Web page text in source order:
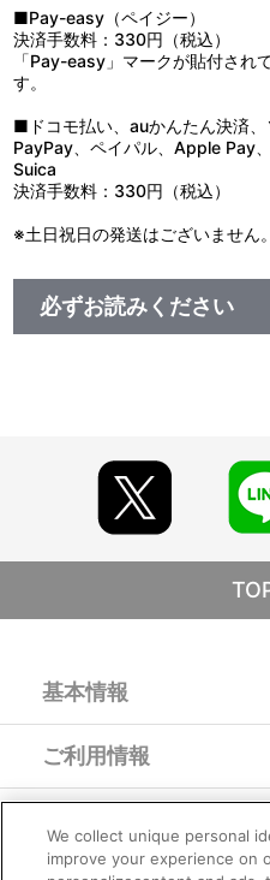
M24 LEAVE IT TO ME
M25 君がいる
M26 さぁ､いくよ
M27 やっぱバーチャルな恋ばっ
M29 Firework
M30 龍に乗れ
M31 エビバデ on Stage!!!
M32. 爆闘DEATH now!!
M34 無に為れ
M37 GLANZ
M38 We are U-17
～生アフレコ『轟け! 日本代表エ
M43 キミとParty Night
M44 Infinity Sky
M45 KA･BA･JI
M46 THE FLAG
M50 歌をうたおう
EC02 WHITE LINE
EC03 Love Festival
■Pay-easy（ペイジー）
決済手数料：330円（税込）
「Pay-easy」マークが貼付され
す。
■ドコモ払い、auかんたん決済、
PayPay、ペイパル、Apple Pay
Suica
決済手数料：330円（税込）
※土日祝日の発送はございません。
必ずお読みください
※商品画像・特典画像はイメー
合がございます。あらかじめご了
※特典・仕様等は予告なく変更
■ご注文・お支払いについて
※A-on STOREでの決済方法は
済」、「Pay-easy（ペイジー）
なります。
[@bnfw.co.jp]のドメイン指定受
(受信許可の設定を行わないと
※決済方法「カード決済」を選
処理を実施いたします。
注文受付後の決済方法変更は
承ください。
時は、発売月の初旬以降、メー
いただきます。
基本情報
利用規約 特定商取引法に基づく表示
プライバシーオプション 会社概要
ご利用情報
ご利用ガイド サイトマップ お問い合
We collect unique personal
improve your experience on